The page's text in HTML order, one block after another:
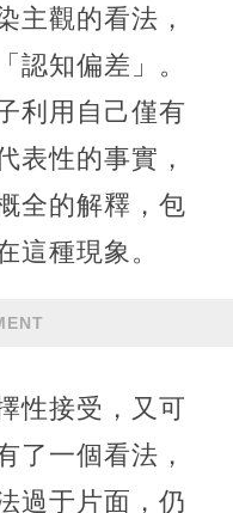
主觀的看法，
認知偏差」。
利用自己僅有
表性的事實，
全的解釋，包
這種現象。
性接受，又可
了一個看法，
過于片面，仍